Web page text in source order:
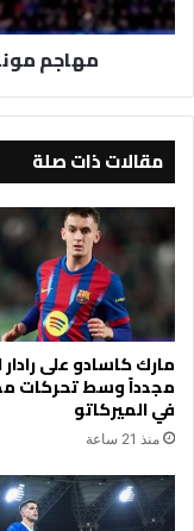
مهاجم
مقالات ذات صلة
مارك كاسادو على رادار
مجدداً وسط تحركات
في الميركاتو
منذ 21 ساعة